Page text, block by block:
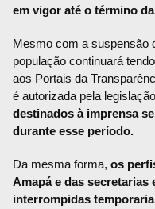
em vigor até o término
Mesmo com a suspensão
população continuará
aos Portais da
é autorizada pela
destinados à imprensa
durante esse período.
Da mesma forma, os
Amapá e das secretarias
interrompidas